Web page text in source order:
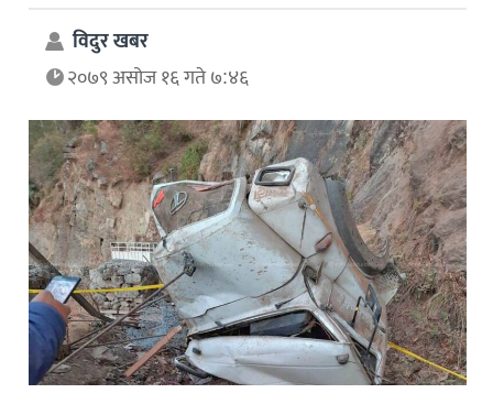
विदुर खबर
२०७९ असोज १६ गते ७:४६